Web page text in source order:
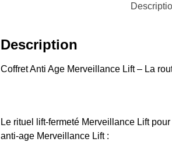
Description
Coffret Anti Age Merveillance Lift – La
Le rituel lift-fermeté Merveillance Lift
anti-age Merveillance Lift :